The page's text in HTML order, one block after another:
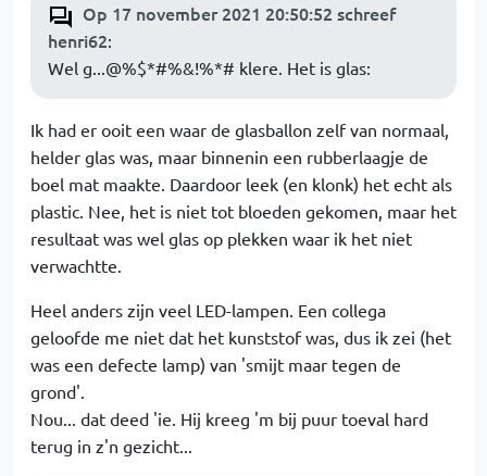
Op 17 november 2021 20:50:52 schreef
henri62:
Wel g...@%$*#%&!%*# klere. Het is glas:
Ik had er ooit een waar de glasballon zelf van normaal,
helder glas was, maar binnenin een rubberlaagje de
boel mat maakte. Daardoor leek (en klonk) het echt als
plastic. Nee, het is niet tot bloeden gekomen, maar het
resultaat was wel glas op plekken waar ik het niet
verwachtte.
Heel anders zijn veel LED-lampen. Een collega
geloofde me niet dat het kunststof was, dus ik zei (het
was een defecte lamp) van 'smijt maar tegen de
grond'.
Nou... dat deed 'ie. Hij kreeg 'm bij puur toeval hard
terug in z'n gezicht...